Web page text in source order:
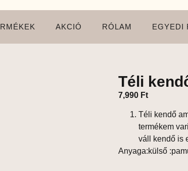
AKCIÓ RÓLAM EGYEDI
Téli
7,990 Ft
Téli kendő
termékem
váll kendő is
Anyaga:külső